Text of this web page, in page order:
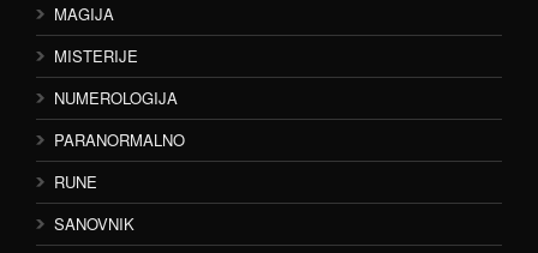
MAGIJA
MISTERIJE
NUMEROLOGIJA
PARANORMALNO
RUNE
SANOVNIK